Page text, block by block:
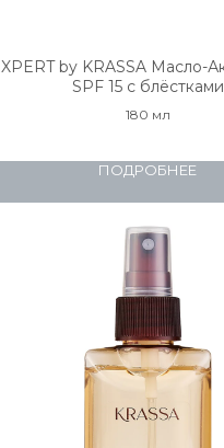
by KRASSA Масло-
SPF 15 с блёстками
180 мл
ПОДРОБНЕЕ